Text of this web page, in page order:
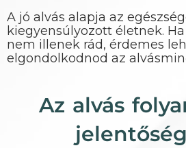
A jó alvás alapja az
kiegyensúlyozott életnek.
nem illenek rád, érdemes
elgondolkodnod az
Az alvás